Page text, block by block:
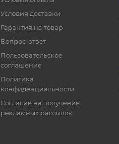
Условия доставки
Гарантия на товар
Вопрос-ответ
Пользовательское
соглашение
Политика
конфиденциальности
Согласие на получение
рекламных рассылок